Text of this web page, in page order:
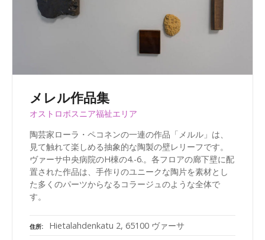
メレル作品集
オストロボスニア福祉エリア
陶芸家ローラ・ペコネンの一連の作品「メルル」は、
見て触れて楽しめる抽象的な陶製の壁レリーフです。
ヴァーサ中央病院のH棟の4.-6.。各フロアの廊下壁に配
置された作品は、手作りのユニークな陶片を素材とし
た多くのパーツからなるコラージュのような全体で
す。
住所 Hietalahdenkatu 2, 65100 ヴァーサ